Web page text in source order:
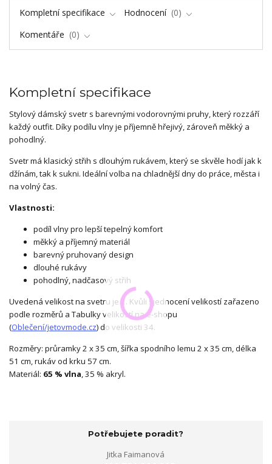
Kompletní specifikace Hodnocení
0
Komentáře
0
Kompletní specifikace
Stylový dámský svetr s barevnými vodorovnými pruhy, který rozzáří
každý outfit. Díky podílu vlny je příjemně hřejivý, zároveň měkký a
pohodlný.
Svetr má klasický střih s dlouhým rukávem, který se skvěle hodí jak k
džínám, tak k sukni. Ideální volba na chladnější dny do práce, města i
na volný čas.
Vlastnosti:
podíl vlny pro lepší tepelný komfort
měkký a příjemný materiál
barevný pruhovaný design
dlouhé rukávy
pohodlný, nadčasový střih
Uvedená velikost na svetru je 2. Kvůli sjednocení velikostí zařazeno
podle rozměrů a Tabulky velikostí na e-shopu
(Oblečení/jetovmode.cz) do velikosti 34.
Rozměry: průramky 2 x 35 cm, šířka spodního lemu 2 x 35 cm, délka
51 cm, rukáv od krku 57 cm.
Materiál: 65 % vlna, 35 % akryl.
Potřebujete poradit?
Jitka Faimanová